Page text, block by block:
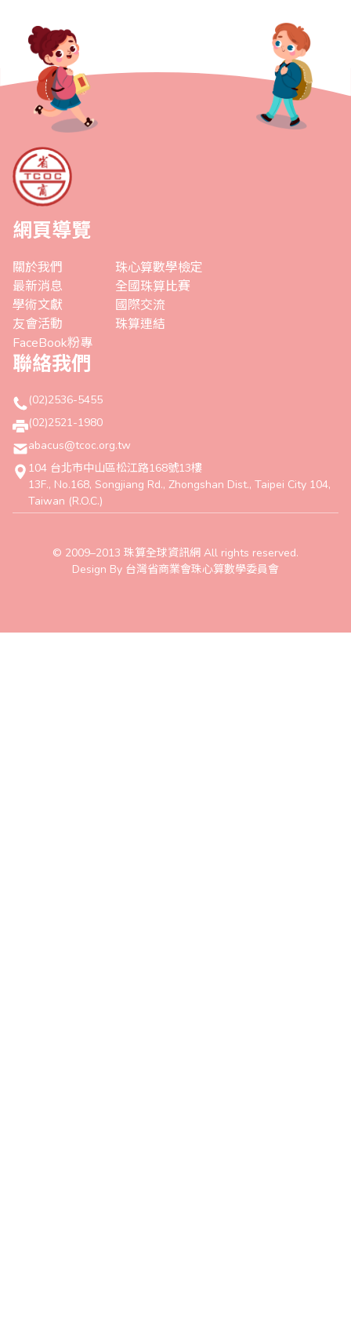
網頁導覽
關於我們
最新消息
學術文獻
友會活動
FaceBook粉專
珠心算數學檢定
全國珠算比賽
國際交流
珠算連結
聯絡我們
(02)2536-5455
(02)2521-1980
abacus@tcoc.org.tw
104 台北市中山區松江路168號13樓
13F., No.168, Songjiang Rd., Zhongshan Dist., Taipei City 104,
Taiwan (R.O.C.)
© 2009–2013 珠算全球資訊網 All rights reserved.
Design By 台灣省商業會珠心算數學委員會